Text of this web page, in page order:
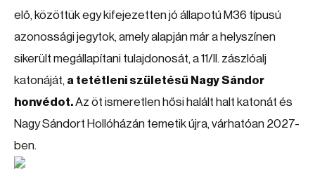
elő, közöttük egy kifejezetten jó állapotú M36 típusú
azonossági jegytok, amely alapján már a helyszínen
sikerült megállapítani tulajdonosát, a 11/II. zászlóalj
katonáját, a tetétleni születésű Nagy Sándor
honvédot.Az öt ismeretlen hősi halált halt katonát és
Nagy Sándort Hollóházán temetik újra, várhatóan 2027-
ben.